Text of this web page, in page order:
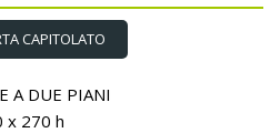
CAPITOLATO
A DUE PIANI
x 270 h